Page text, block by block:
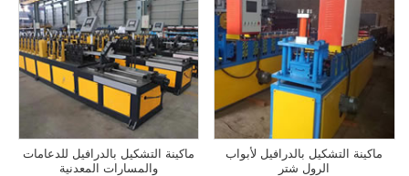
ماكينة التشكيل بالدرافيل لأبواب
الرول شتر
ماكينة التشكيل بالدرافيل للدعامات
والمسارات المعدنية